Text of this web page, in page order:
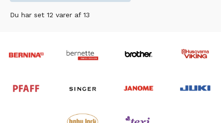
Du har set 12 varer af 13